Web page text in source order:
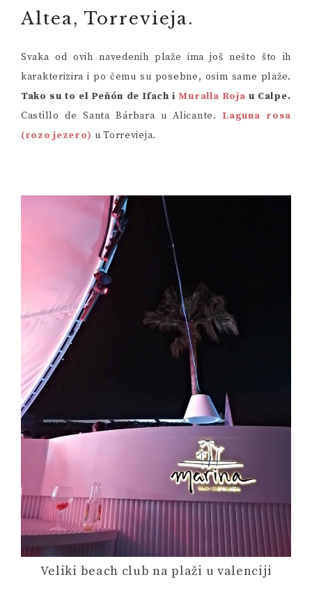
Altea, Torrevieja.
Svaka od ovih navedenih plaže ima još nešto što ih
karakterizira i po čemu su posebne, osim same plaže.
Tako su to el Peñón de Ifach iMuralla Roja u Calpe.
Castillo de Santa Bárbara u Alicante. Laguna rosa
(rozo jezero) u Torrevieja.
Veliki beach club na plaži u valenciji